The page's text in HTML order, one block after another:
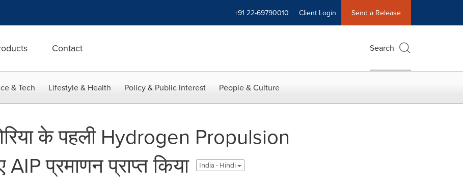
+91 22-69790010 Client Login Send a Release
Contact Search
& Tech Lifestyle & Health Policy & Public Interest People & Culture
के पहली Hydrogen Propulsion
प्रमाणन प्राप्त किया
India - Hindi